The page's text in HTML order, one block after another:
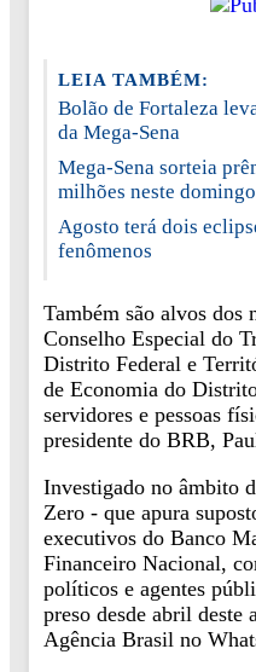
LEIA TAMBÉM:
Bolão de Fortaleza
da Mega-Sena
Mega-Sena sorteia
milhões neste domingo
Agosto terá dois
fenômenos
Também são alvos dos
Conselho Especial do
Distrito Federal e
de Economia do
servidores e pessoas
presidente do BRB,
Investigado no âmbito
Zero - que apura
executivos do Banco
Financeiro Nacional,
políticos e agentes
preso desde abril deste
Agência Brasil no